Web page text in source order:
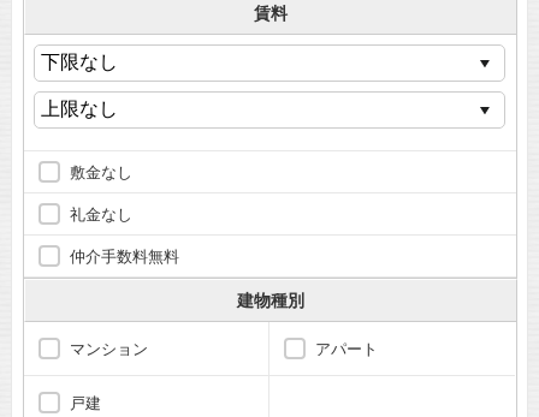
賃料
敷金なし
礼金なし
仲介手数料無料
建物種別
マンション アパート
戸建